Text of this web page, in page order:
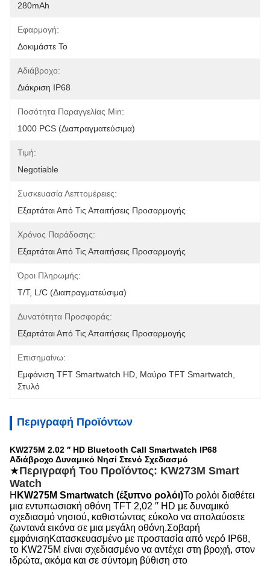
280mAh
Εφαρμογή:
Δοκιμάστε Το
Αδιάβροχο:
Διάκριση IP68
Ποσότητα Παραγγελίας Min:
1000 PCS (διαπραγματεύσιμα)
Τιμή:
Negotiable
Συσκευασία Λεπτομέρειες:
Εξαρτάται Από Τις Απαιτήσεις Προσαρμογής
Χρόνος Παράδοσης:
Εξαρτάται Από Τις Απαιτήσεις Προσαρμογής
Όροι Πληρωμής:
Τ/Τ, L/C (διαπραγματεύσιμα)
Δυνατότητα Προσφοράς:
Εξαρτάται Από Τις Απαιτήσεις Προσαρμογής
Επισημαίνω:
Εμφάνιση TFT Smartwatch HD Μαύρο TFT Smartwatch
Στυλό
Περιγραφή Προϊόντων
KW275M 2.02 ′′ HD Bluetooth Call Smartwatch IP68
Αδιάβροχο Δυναμικό Νησί Στενό Σχεδιασμό
★Περιγραφή Του Προϊόντος: KW273M Smart
Watch
Η KW275M Smartwatch (έξυπνο ρολόι)Το ρολόι διαθέτει
μια εντυπωσιακή οθόνη TFT 2,02 ′′ HD με δυναμικό
σχεδιασμό νησιού, καθιστώντας εύκολο να απολαύσετε
ζωντανά εικόνα σε μια μεγάλη οθόνη.Σοβαρή
εμφάνισηΚατασκευασμένο με προστασία από νερό IP68,
το KW275M είναι σχεδιασμένο να αντέχει στη βροχή, στον
ιδρώτα, ακόμα και σε σύντομη βύθιση στο